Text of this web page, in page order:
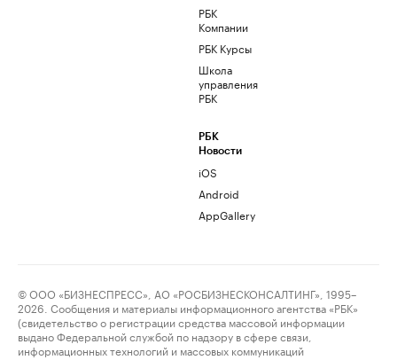
РБК
Компании
РБК Курсы
Школа
управления
РБК
РБК
Новости
iOS
Android
AppGallery
© ООО «БИЗНЕСПРЕСС», АО «РОСБИЗНЕСКОНСАЛТИНГ», 1995–
2026. Сообщения и материалы информационного агентства «РБК»
(свидетельство о регистрации средства массовой информации
выдано Федеральной службой по надзору в сфере связи,
информационных технологий и массовых коммуникаций